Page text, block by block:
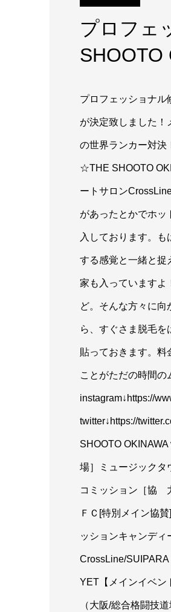
プロフェ
SHOOTO
プロフェッショナル
が決定致しました！
の世界ランカー対決
☆THE SHOOTO
ートサロン
があったとかでホッ
入しております。
する感覚と一緒と
家も入っていますよ
ど。そんな方々に
ら、すぐさま脱毛
貼っておきます。料
ことがただの時間の
instagram↓https://
twitter↓https://
SHOOTO
場］ミュージック
コミッション［協
ＦＣ[特別メイン協
ッションキャンディ
CrossLine/
YET【メインイベ
（大阪/総合格闘技